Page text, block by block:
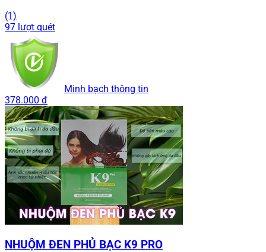
(1)
97 lượt quét
Minh bạch thông tin
378.000 đ
NHUỘM ĐEN PHỦ BẠC K9 PRO